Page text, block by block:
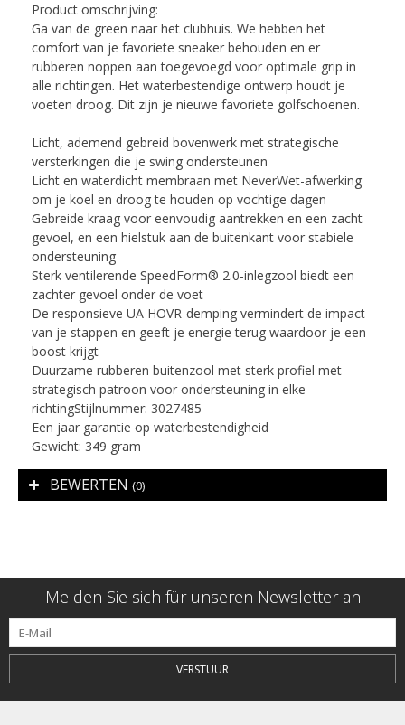
Product omschrijving:
Ga van de green naar het clubhuis. We hebben het
comfort van je favoriete sneaker behouden en er
rubberen noppen aan toegevoegd voor optimale grip in
alle richtingen. Het waterbestendige ontwerp houdt je
voeten droog. Dit zijn je nieuwe favoriete golfschoenen.
Licht, ademend gebreid bovenwerk met strategische
versterkingen die je swing ondersteunen
Licht en waterdicht membraan met NeverWet-afwerking
om je koel en droog te houden op vochtige dagen
Gebreide kraag voor eenvoudig aantrekken en een zacht
gevoel, en een hielstuk aan de buitenkant voor stabiele
ondersteuning
Sterk ventilerende SpeedForm® 2.0-inlegzool biedt een
zachter gevoel onder de voet
De responsieve UA HOVR-demping vermindert de impact
van je stappen en geeft je energie terug waardoor je een
boost krijgt
Duurzame rubberen buitenzool met sterk profiel met
strategisch patroon voor ondersteuning in elke
richtingStijlnummer: 3027485
Een jaar garantie op waterbestendigheid
Gewicht: 349 gram
BEWERTEN (0)
Melden Sie sich für unseren Newsletter an
VERSTUUR